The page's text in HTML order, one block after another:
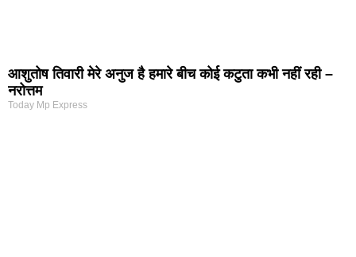
आशुतोष तिवारी मेरे अनुज है हमारे बीच कोई कटुता कभी नहीं रही –
नरोत्तम
Today Mp Express